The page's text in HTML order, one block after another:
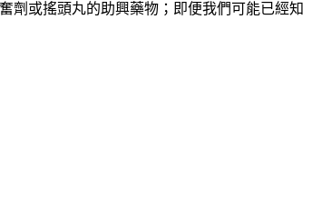
劑或搖頭丸的助興藥物；即便我們可能已經知